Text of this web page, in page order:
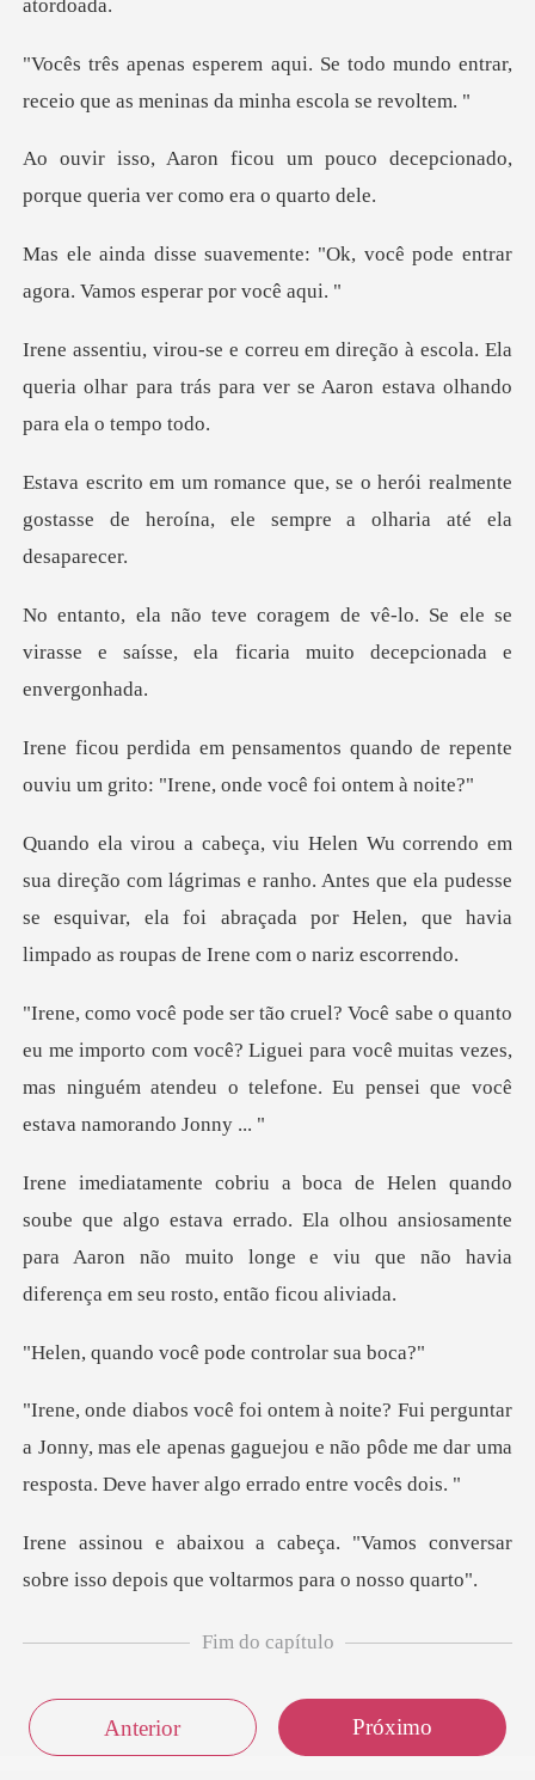
todo mundo entrar,
receio que as m
pouco decepcionado,
porque que
: "Ok, você pode entrar
agora.
escola. Ela
queria olhar para trás para ver s
herói realmente
gostasse de heroína, el
lo. Se ele se
virasse e saísse, ela fic
quando de repente
ouviu um grito: "
grimas e ranho. Antes que ela pudesse
se esquivar, ela foi abraçada po
importo com você? Liguei para você muitas vezes,
mas ninguém at
estava errado. Ela olhou ansiosamente
para Aaron não muito longe
você pode contr
ar
a Jonny, mas ele apenas gaguejou e não pôde me dar u
Vamos conversar
sobre isso depois q
Fim do capítulo
Anterior Próximo